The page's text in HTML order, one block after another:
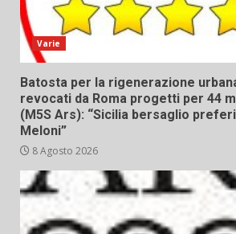
Varie
Batosta per la rigenerazione
revocati da Roma progetti per 44
(M5S Ars): “Sicilia bersaglio
Meloni”
8 Agosto 2026